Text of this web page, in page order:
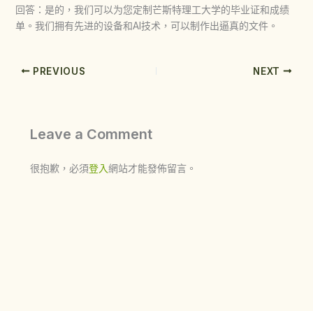
回答：是的，我们可以为您定制芒斯特理工大学的毕业证和成绩
单。我们拥有先进的设备和AI技术，可以制作出逼真的文件。
PREVIOUS NEXT
Leave a Comment
很抱歉，必須登入網站才能發佈留言。